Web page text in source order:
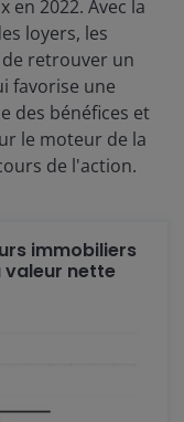
en 2022. Avec la
loyers, les
retrouver un
favorise une
des bénéfices et
le moteur de la
de l'action.
immobiliers
valeur nette